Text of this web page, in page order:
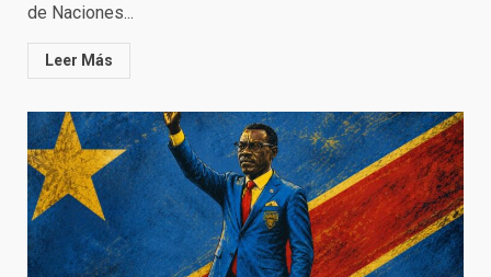
de Naciones...
Leer Más